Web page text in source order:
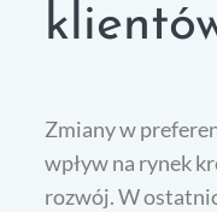
Zmiany w
wpływ na rynek
rozwój. W